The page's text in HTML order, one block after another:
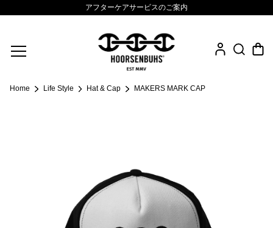
.925 Sterling
アフターケアサービスのご案内
Home Life Style Hat & Cap MAKERS MARK CAP